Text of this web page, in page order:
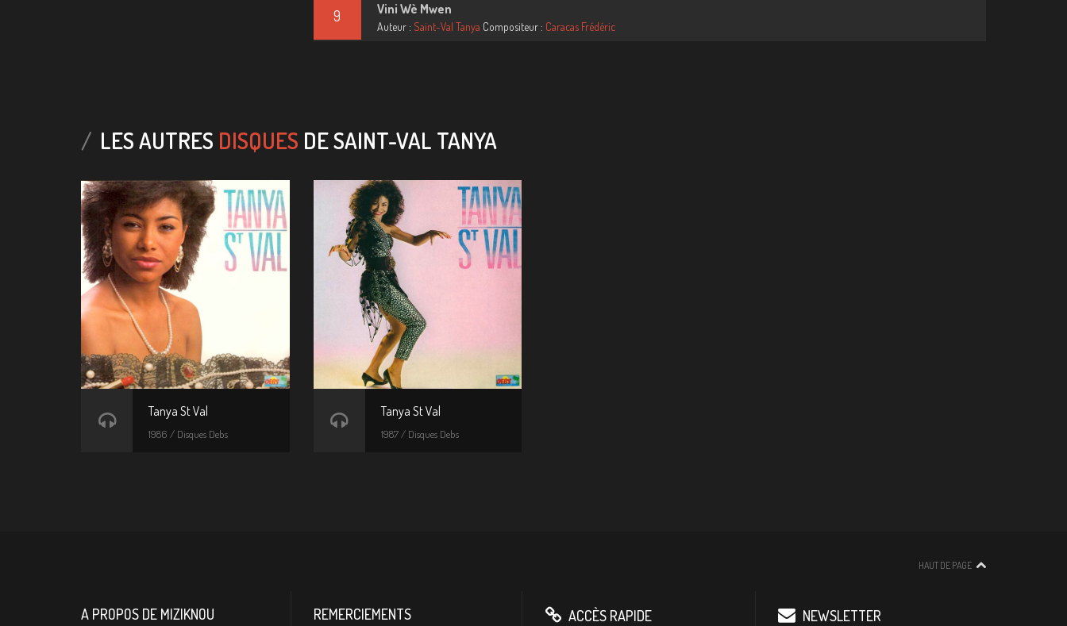
9 Vini Wè Mwen
Auteur : Saint-Val Tanya Compositeur : Caracas Frédéric
LES AUTRES DISQUES DE SAINT-VAL TANYA
Tanya St Val
1986 / Disques Debs
Tanya St Val
1987 / Disques Debs
HAUT DE PAGE
A PROPOS DE MIZIKNOU REMERCIEMENTS ACCÈS RAPIDE NEWSLETTER